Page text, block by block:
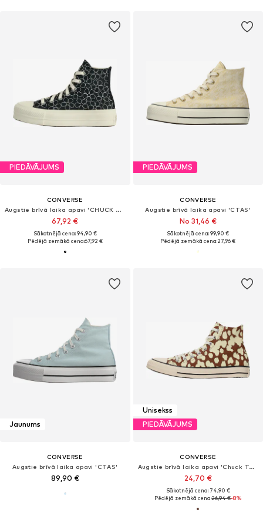
PIEDĀVĀJUMS
CONVERSE
Augstie brīvā laika apavi 'CHUCK TAYLOR ALL STAR LIFT'
67,92 €
Sākotnējā cena: 94,90 €
Pēdējā zemākā cena:67,92 €
PIEDĀVĀJUMS
CONVERSE
Augstie brīvā laika apavi 'CTAS'
No 31,46 €
Sākotnējā cena: 99,90 €
Pēdējā zemākā cena:27,96 €
Jaunums
CONVERSE
Augstie brīvā laika apavi 'CTAS'
89,90 €
Unisekss
PIEDĀVĀJUMS
CONVERSE
Augstie brīvā laika apavi 'Chuck Taylor All Star'
24,70 €
Sākotnējā cena: 74,90 €
Pēdējā zemākā cena:26,94 €-8%